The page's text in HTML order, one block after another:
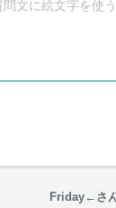
Friday←さ